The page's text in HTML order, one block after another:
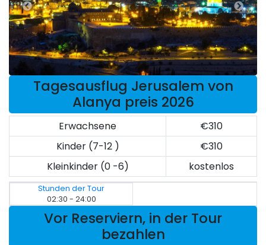
Tagesausflug Jerusalem von
Alanya preis 2026
Erwachsene
€310
Kinder (7-12 )
€310
Kleinkinder (0 -6)
kostenlos
Stunden der Tour
02:30 - 24:00
Vor Reserviern, in der Tour
bezahlen